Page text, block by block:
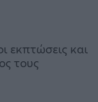
εκπτώσεις και
τους